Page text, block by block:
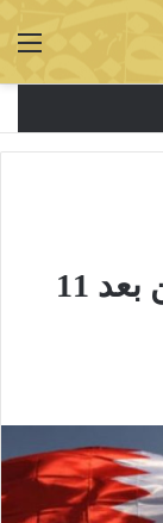
الاستبداد يسود في البحرين بعد 11